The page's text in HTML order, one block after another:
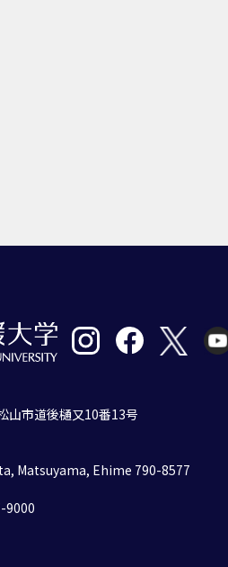
山市道後樋又10番13号
Matsuyama, Ehime 790-8577
9000